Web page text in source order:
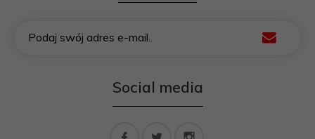
Podaj swój adres e-mail..
Social media